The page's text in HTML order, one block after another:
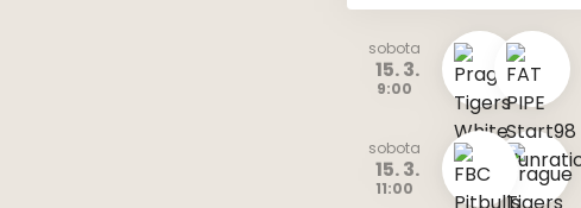
sobota
15. 3.
9:00
sobota
15. 3.
11:00